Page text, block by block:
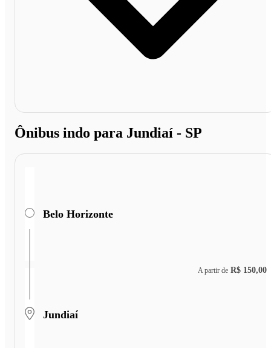
Ônibus indo para Jundiaí - SP
Belo Horizonte
Jundiaí
A partir de R$ 150,00